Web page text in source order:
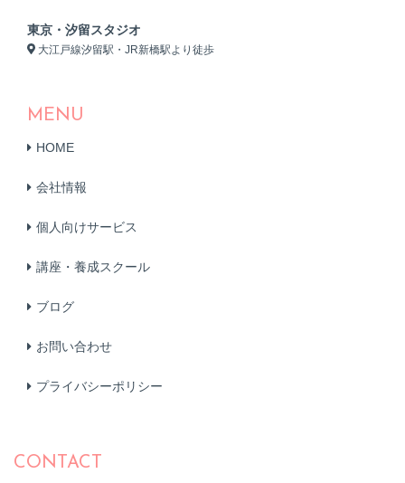
東京・汐留スタジオ
大江戸線汐留駅・JR新橋駅より徒歩
MENU
HOME
会社情報
個人向けサービス
講座・養成スクール
ブログ
お問い合わせ
プライバシーポリシー
CONTACT